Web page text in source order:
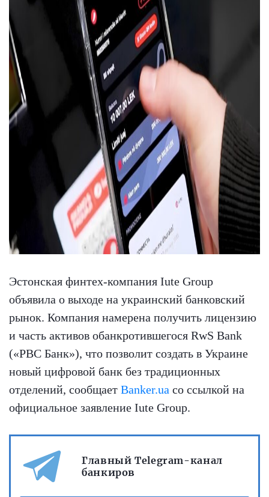
Эстонская финтех-компания Iute Group
объявила о выходе на украинский банковский
рынок. Компания намерена получить лицензию
и часть активов обанкротившегося RwS Bank
(«РВС Банк»), что позволит создать в Украине
новый цифровой банк без традиционных
отделений, сообщает Banker.ua со ссылкой на
официальное заявление Iute Group.
Главный Telegram-канал
банкиров